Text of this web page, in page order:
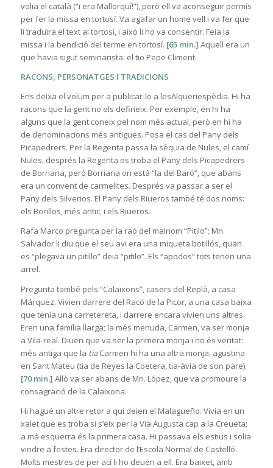
volia el català (“i era Mallorquí!”), però ell va aconseguir permís
per fer la missa en tortosí. Va agafar un home vell i va fer que
li traduïra el text al tortosí, i això li ho va consentir. Feia la
missa i la bendició del terme en tortosí. [65 min.] Aquell era un
que havia sigut seminarista: el tio Pepe Climent.
RACONS, PERSONATGES I TRADICIONS
Ens deixa el volum per a publicar-lo a lesAlqueriespèdia. Hi ha
racons que la gent no els defineix. Per exemple, en hi ha
alguns que la gent coneix pel nom més actual, però en hi ha
de denominacions més antigues. Posa el cas del Pany dels
Picapedrers. Per la Regenta passa la sèquia de Nules, el camí
Nules, després la Regenta es troba el Pany dels Picapedrers
de Borriana, però Borriana on està “la del Baró”, que abans
era un convent de carmelites. Després va passar a ser el
Pany dels Silverios. El Pany dels Riueros també té dos noms:
els Borillos, més antic, i els Riueros.
Rafa Marco pregunta per la raó del malnom “Pitilo”; Mn.
Salvador li diu que el seu avi era una miqueta botillós, quan
es “plegava un pitillo” deia “pitilo”. Els “apodos” tots tenen una
arrel.
Pregunta també pels “Calaixons”, casers del Replà, a casa
Márquez. Vivien darrere del Racó de la Picor, a una casa baixa
que tenia una carretereta, i darrere encara vivien uns altres.
Eren una família llarga; la més menuda, Carmen, va ser monja
a Vila-real. Diuen que va ser la primera monja i no és veritat:
més antiga que la tiaCarmen hi ha una altra monja, agustina
en Sant Mateu (tia de Reyes la Coetera, tia-àvia de son pare).
[70 min.] Allò va ser abans de Mn. López, que va promoure la
consagració de la Calaixona.
Hi hagué un altre retor a qui deien el Malagueño. Vivia en un
xalet que es troba si s’eix per la Via Augusta cap a la Creueta;
a mà esquerra és la primera casa. Hi passava els estius i solia
vindre a festes. Era director de l’Escola Normal de Castelló.
Molts mestres de per ací li ho deuen a ell. Era baixet, amb